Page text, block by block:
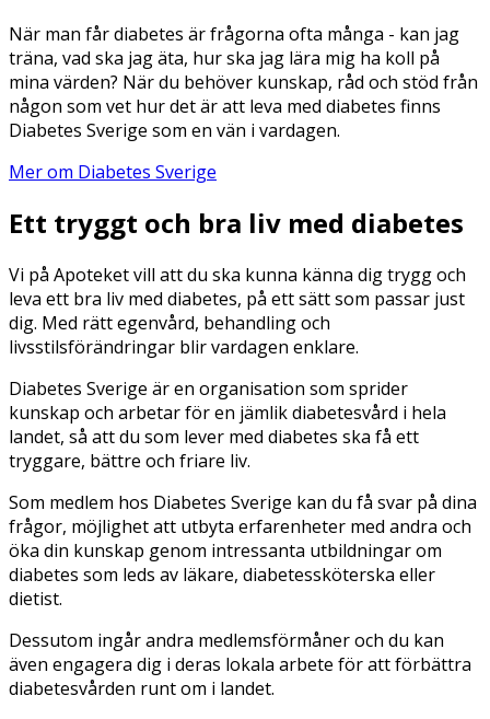
När man får diabetes är frågorna ofta många - kan jag
träna, vad ska jag äta, hur ska jag lära mig ha koll på
mina värden? När du behöver kunskap, råd och stöd från
någon som vet hur det är att leva med diabetes finns
Diabetes Sverige som en vän i vardagen.
Mer om Diabetes Sverige
Ett tryggt och bra liv med diabetes
Vi på Apoteket vill att du ska kunna känna dig trygg och
leva ett bra liv med diabetes, på ett sätt som passar just
dig. Med rätt egenvård, behandling och
livsstilsförändringar blir vardagen enklare.
Diabetes Sverige är en organisation som sprider
kunskap och arbetar för en jämlik diabetesvård i hela
landet, så att du som lever med diabetes ska få ett
tryggare, bättre och friare liv.
Som medlem hos Diabetes Sverige kan du få svar på dina
frågor, möjlighet att utbyta erfarenheter med andra och
öka din kunskap genom intressanta utbildningar om
diabetes som leds av läkare, diabetessköterska eller
dietist.
Dessutom ingår andra medlemsförmåner och du kan
även engagera dig i deras lokala arbete för att förbättra
diabetesvården runt om i landet.